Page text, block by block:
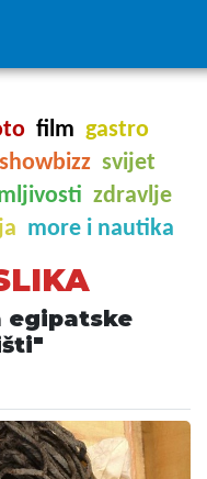
film gastro
showbizz svijet
zdravlje
more i nautika
egipatske